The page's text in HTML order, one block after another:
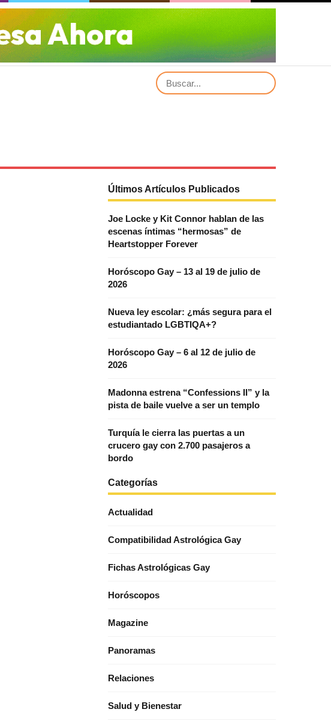
Últimos Artículos Publicados
Joe Locke y Kit Connor hablan de las
escenas íntimas “hermosas” de
Heartstopper Forever
Horóscopo Gay – 13 al 19 de julio de
2026
Nueva ley escolar: ¿más segura para el
estudiantado LGBTIQA+?
Horóscopo Gay – 6 al 12 de julio de
2026
Madonna estrena “Confessions II” y la
pista de baile vuelve a ser un templo
Turquía le cierra las puertas a un
crucero gay con 2.700 pasajeros a
bordo
Categorías
Actualidad
Compatibilidad Astrológica Gay
Fichas Astrológicas Gay
Horóscopos
Magazine
Panoramas
Relaciones
Salud y Bienestar